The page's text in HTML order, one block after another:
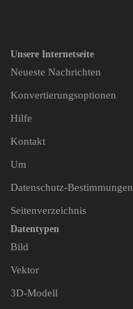
Unsere Internetseite
Neueste Nachrichten
Konvertierungsoptionen
Hilfe
Kontakt
Um
Datenschutz-Bestimmungen
Seitenverzeichnis
Datentypen
Bild
Vektor
3D-Modell